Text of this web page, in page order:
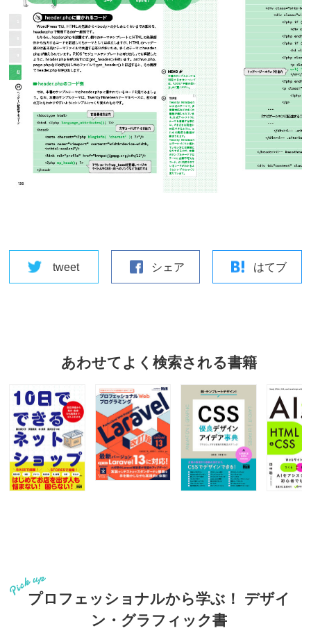
tweet シェア はてブ
あわせてよく検索される書籍
プロフェッショナルから学ぶ！ デザイ
ン・グラフィック書